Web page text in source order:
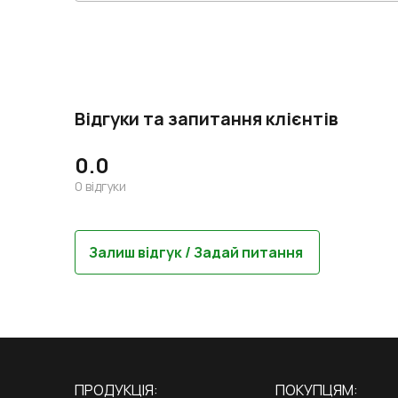
Відгуки та запитання клієнтів
0.0
0 відгуки
Залиш відгук / Задай питання
ПРОДУКЦІЯ: ПОКУПЦЯМ: